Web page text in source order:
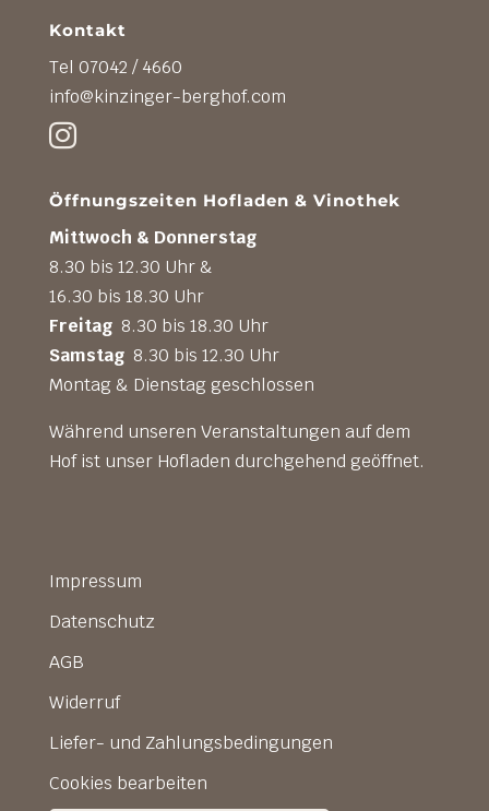
Kontakt
Tel 07042 / 4660
info@kinzinger-berghof.com

Öffnungszeiten Hofladen & Vinothek
Mittwoch & Donnerstag
8.30 bis 12.30 Uhr &
16.30 bis 18.30 Uhr
Freitag8.30 bis 18.30 Uhr
Samstag8.30 bis 12.30 Uhr
Montag & Dienstag geschlossen
Während unseren Veranstaltungen auf dem
Hof ist unser Hofladen durchgehend geöffnet.
Impressum
Datenschutz
AGB
Widerruf
Liefer- und Zahlungsbedingungen
Cookies bearbeiten